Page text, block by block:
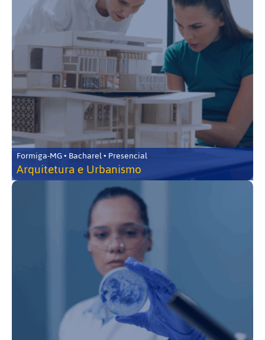
Formiga-MG • Bacharel • Presencial
Arquitetura e Urbanismo